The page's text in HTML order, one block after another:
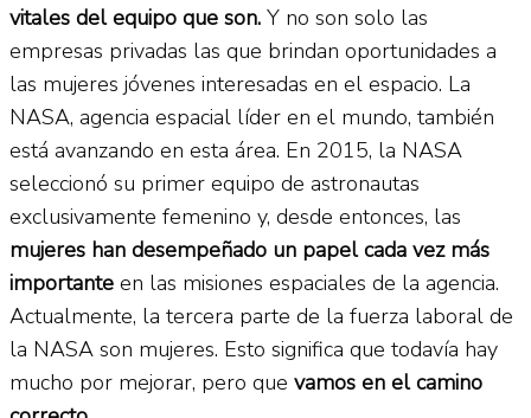
vitales del equipo que son. Y no son solo las
empresas privadas las que brindan oportunidades a
las mujeres jóvenes interesadas en el espacio. La
NASA, agencia espacial líder en el mundo, también
está avanzando en esta área. En 2015, la NASA
seleccionó su primer equipo de astronautas
exclusivamente femenino y, desde entonces, las
mujeres han desempeñado un papel cada vez más
importante en las misiones espaciales de la agencia.
Actualmente, la tercera parte de la fuerza laboral de
la NASA son mujeres. Esto significa que todavía hay
mucho por mejorar, pero que vamos en el camino